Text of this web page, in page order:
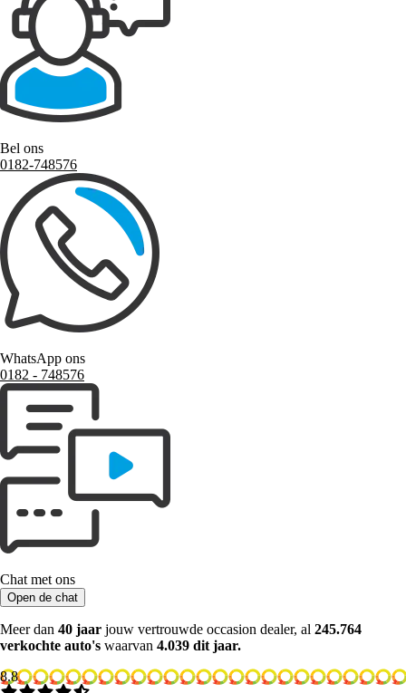
Bel ons
0182-748576
WhatsApp ons
0182 ‑ 748576
Chat met ons
Open de chat
Meer dan 40 jaar jouw vertrouwde occasion dealer, al 245.764
verkochte auto's waarvan 4.039 dit jaar.
8.8